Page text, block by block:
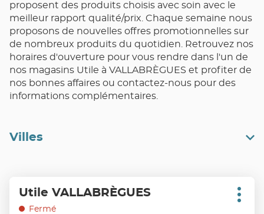
proposent des produits choisis avec soin avec le
meilleur rapport qualité/prix. Chaque semaine nous
proposons de nouvelles offres promotionnelles sur
de nombreux produits du quotidien. Retrouvez nos
horaires d'ouverture pour vous rendre dans l'un de
nos magasins Utile à VALLABRÈGUES et profiter de
nos bonnes affaires ou contactez-nous pour des
informations complémentaires.
Villes
surPoint
de
Utile VALLABRÈGUES
Fermé
Plus